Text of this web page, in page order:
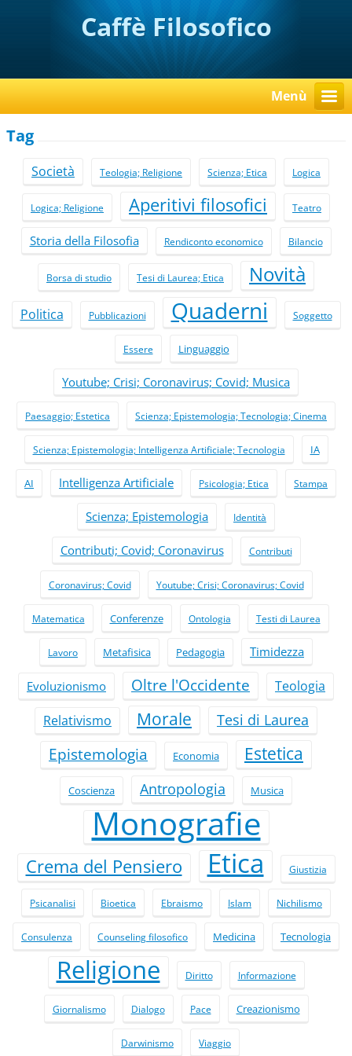
Caffè Filosofico
Menù
Tag
Società Teologia; Religione Scienza; Etica Logica
Logica; Religione Aperitivi filosofici Teatro
Storia della Filosofia Rendiconto economico Bilancio
Borsa di studio Tesi di Laurea; Etica Novità
Politica Pubblicazioni Quaderni Soggetto
Essere Linguaggio
Youtube; Crisi; Coronavirus; Covid; Musica
Paesaggio; Estetica Scienza; Epistemologia; Tecnologia; Cinema
Scienza; Epistemologia; Intelligenza Artificiale; Tecnologia IA
AI Intelligenza Artificiale Psicologia; Etica Stampa
Scienza; Epistemologia Identità
Contributi; Covid; Coronavirus Contributi
Coronavirus; Covid Youtube; Crisi; Coronavirus; Covid
Matematica Conferenze Ontologia Testi di Laurea
Lavoro Metafisica Pedagogia Timidezza
Evoluzionismo Oltre l'Occidente
Teologia
Relativismo
Morale Tesi di Laurea
Epistemologia Economia Estetica
Coscienza Antropologia Musica
Monografie
Crema del Pensiero Etica Giustizia
Psicanalisi Bioetica Ebraismo Islam Nichilismo
Consulenza Counseling filosofico Medicina Tecnologia
Religione Diritto Informazione
Giornalismo Dialogo Pace Creazionismo
Darwinismo Viaggio